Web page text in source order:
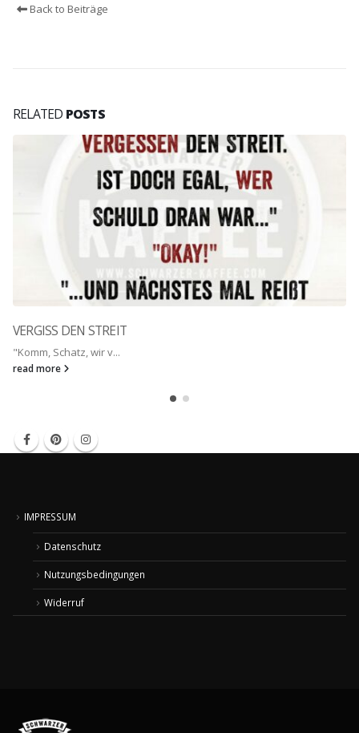
Back to Beiträge
RELATED POSTS
VERGISS DEN STREIT
"Komm, Schatz, wir v...
read more
IMPRESSUM
Datenschutz
Nutzungsbedingungen
Widerruf